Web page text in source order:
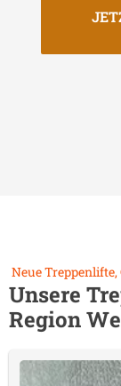
Neue
Unsere
Region